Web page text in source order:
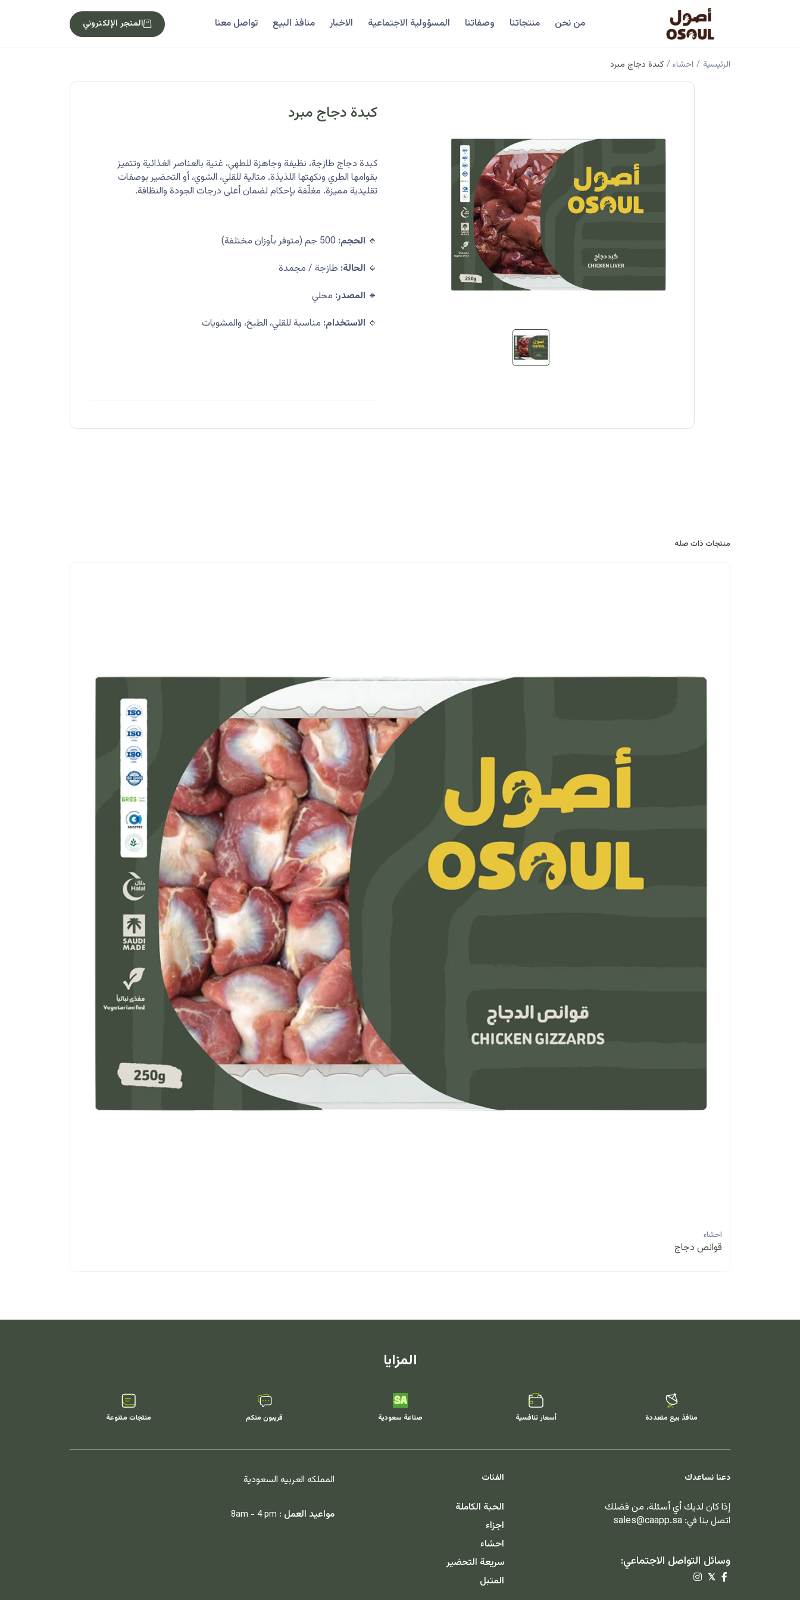
من نحن منتجاتنا وصفاتنا المسؤولية الاجتماعية الاخبار منافذ البيع تواصل معنا المتجر الإلكتروني
الرئيسية / احشاء/ كبدة دجاج مبرد
كبدة دجاج مبرد
كبدة دجاج طازجة، نظيفة وجاهزة للطهي، غنية بالعناصر الغذائية وتتميز
بقوامها الطري ونكهتها اللذيذة. مثالية للقلي، الشوي، أو التحضير بوصفات
تقليدية مميزة. مغلّفة بإحكام لضمان أعلى درجات الجودة والنظافة.
🔹 الحجم:
🔹 الحالة: طازجة / مجمدة
🔹 المصدر: محلي
🔹 الاستخدام: مناسبة للقلي، الطبخ، والمشويات
منتجات ذات صله
احشاء
قوانص دجاج
المزايا
منافذ بيع متعددة أسعار تنافسية صناعة سعودية قريبون منكم منتجات متنوعة
دعنا نساعدك
إذا كان لديك أي أسئلة، من فضلك
اتصل بنا في: sales@caapp.sa
وسائل التواصل الاجتماعي:
𝕏
الفئات
الحبة الكاملة
اجزاء
احشاء
سريعة التحضير
المتبل
المملكه العربيه السعودية
مواعيد العمل : 8am - 4 pm